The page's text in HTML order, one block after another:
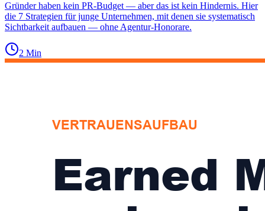
Gründer haben kein PR-Budget — aber das ist kein Hindernis. Hier
die 7 Strategien für junge Unternehmen, mit denen sie systematisch
Sichtbarkeit aufbauen — ohne Agentur-Honorare.
2 Min